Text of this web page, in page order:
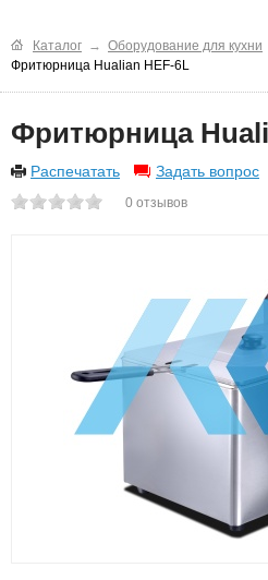
Каталог → Оборудование для кухни
Фритюрница Hualian HEF-6L
Фритюрница
Распечатать Задать вопрос
0 отзывов